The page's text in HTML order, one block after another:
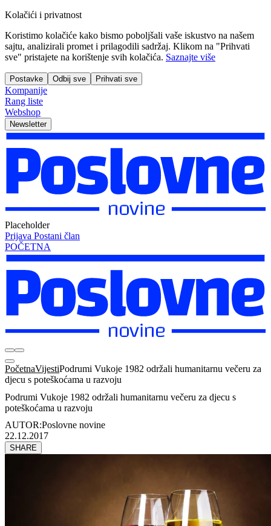
Kolačići i privatnost
Koristimo kolačiće kako bismo poboljšali vaše iskustvo na našem
sajtu, analizirali promet i prilagodili sadržaj. Klikom na "Prihvati
sve" pristajete na korištenje svih kolačića. Saznajte više
Postavke Odbij sve Prihvati sve
Kompanije
Rang liste
Webshop
Newsletter
Placeholder
Prijava Postani član
POČETNA
PočetnaVijestiPodrumi Vukoje 1982 održali humanitarnu večeru za
djecu s poteškoćama u razvoju
Podrumi Vukoje 1982 održali humanitarnu večeru za djecu s
poteškoćama u razvoju
AUTOR:Poslovne novine
22.12.2017
SHARE